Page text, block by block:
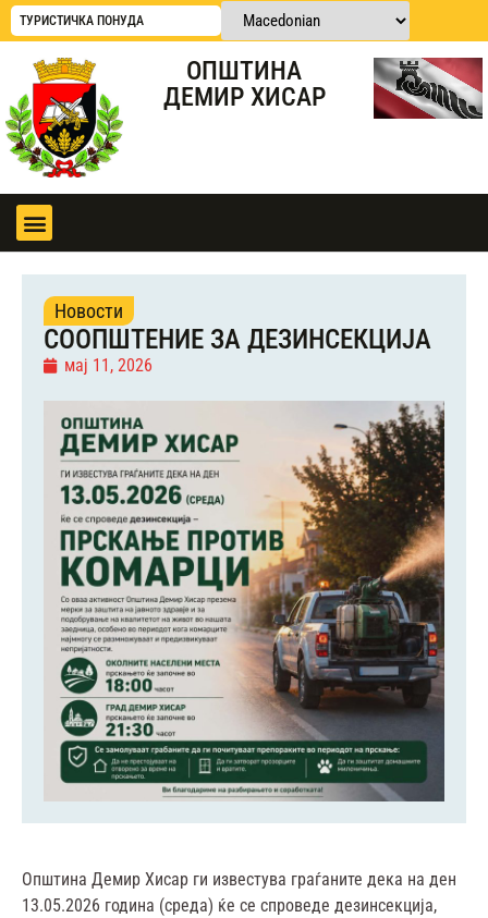
ТУРИСТИЧКА ПОНУДА
ОПШТИНА
ДЕМИР ХИСАР
Новости
СООПШТЕНИЕ ЗА ДЕЗИНСЕКЦИЈА
мај 11, 2026
Општина Демир Хисар ги известува граѓаните дека на ден
13.05.2026 година (среда) ќе се спроведе дезинсекција,